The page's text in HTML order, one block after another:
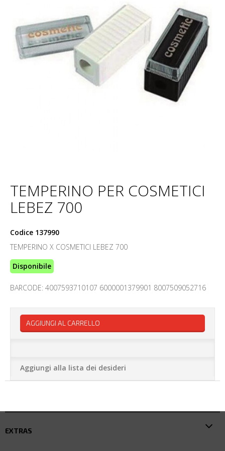
TEMPERINO PER COSMETICI
LEBEZ 700
Codice 137990
TEMPERINO X COSMETICI LEBEZ 700
Disponibile
BARCODE: 4007593710107 6000001379901 8007509052716
AGGIUNGI AL CARRELLO
Aggiungi alla lista dei desideri
EXTRAS